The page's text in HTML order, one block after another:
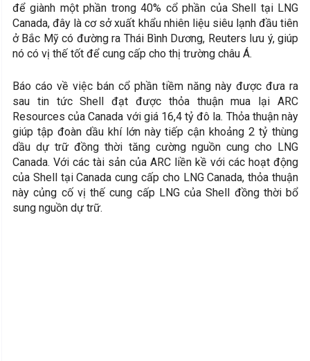
để giành một phần trong 40% cổ phần của Shell tại LNG
Canada, đây là cơ sở xuất khẩu nhiên liệu siêu lạnh đầu tiên
ở Bắc Mỹ có đường ra Thái Bình Dương, Reuters lưu ý, giúp
nó có vị thế tốt để cung cấp cho thị trường châu Á.
Báo cáo về việc bán cổ phần tiềm năng này được đưa ra
sau tin tức Shell đạt được thỏa thuận mua lại ARC
Resources của Canada với giá 16,4 tỷ đô la. Thỏa thuận này
giúp tập đoàn dầu khí lớn này tiếp cận khoảng 2 tỷ thùng
dầu dự trữ đồng thời tăng cường nguồn cung cho LNG
Canada. Với các tài sản của ARC liền kề với các hoạt động
của Shell tại Canada cung cấp cho LNG Canada, thỏa thuận
này củng cố vị thế cung cấp LNG của Shell đồng thời bổ
sung nguồn dự trữ.